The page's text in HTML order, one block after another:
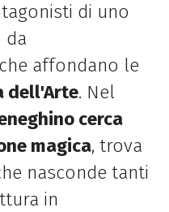
di uno
da
affondano le
dell'Arte. Nel
cerca
magica, trova
nasconde tanti
in